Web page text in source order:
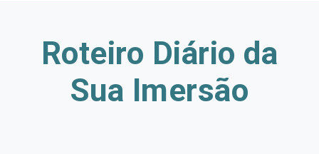
Roteiro Diário da
Sua Imersão